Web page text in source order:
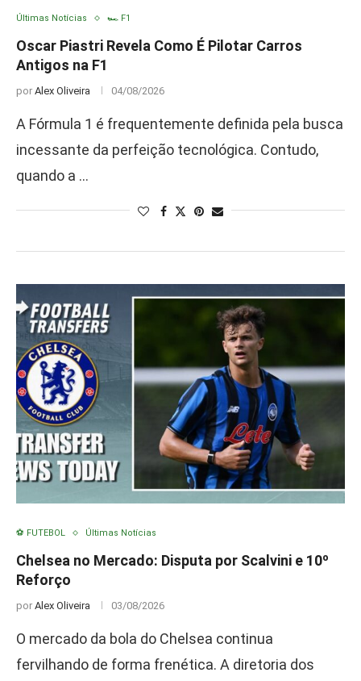
Últimas Notícias 🏎️ F1
Oscar Piastri Revela Como É Pilotar Carros
Antigos na F1
por Alex Oliveira 04/08/2026
A Fórmula 1 é frequentemente definida pela busca
incessante da perfeição tecnológica. Contudo,
quando a …
⚽ FUTEBOL Últimas Notícias
Chelsea no Mercado: Disputa por Scalvini e 10º
Reforço
por Alex Oliveira 03/08/2026
O mercado da bola do Chelsea continua
fervilhando de forma frenética. A diretoria dos